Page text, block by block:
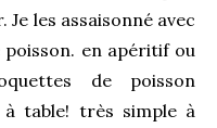
les assaisonné avec
en apéritif ou
de poisson
table! très simple à